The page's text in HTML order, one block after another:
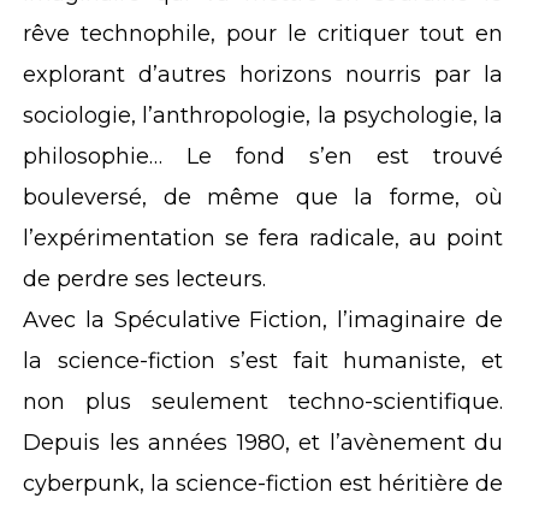
rêve technophile, pour le critiquer tout en
explorant d’autres horizons nourris par la
sociologie, l’anthropologie, la psychologie, la
philosophie… Le fond s’en est trouvé
bouleversé, de même que la forme, où
l’expérimentation se fera radicale, au point
de perdre ses lecteurs.
Avec la Spéculative Fiction, l’imaginaire de
la science-fiction s’est fait humaniste, et
non plus seulement techno-scientifique.
Depuis les années 1980, et l’avènement du
cyberpunk, la science-fiction est héritière de